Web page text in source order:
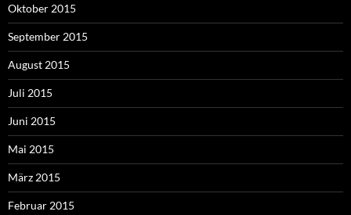
Oktober 2015
September 2015
August 2015
Juli 2015
Juni 2015
Mai 2015
März 2015
Februar 2015